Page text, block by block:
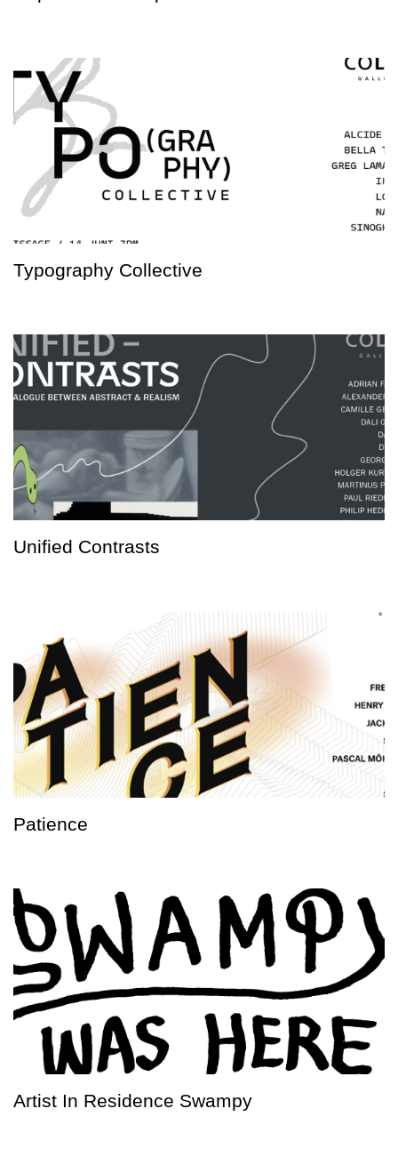
Typography Collective
Unified Contrasts
Patience
Artist In Residence Swampy